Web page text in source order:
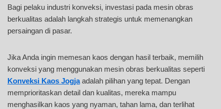
Bagi pelaku industri konveksi, investasi pada mesin obras
berkualitas adalah langkah strategis untuk memenangkan
persaingan di pasar.
Jika Anda ingin memesan kaos dengan hasil terbaik, memilih
konveksi yang menggunakan mesin obras berkualitas seperti
Konveksi Kaos Jogjaadalah pilihan yang tepat. Dengan
memprioritaskan detail dan kualitas, mereka mampu
menghasilkan kaos yang nyaman, tahan lama, dan terlihat